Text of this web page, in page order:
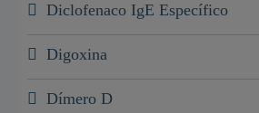
Diclofenaco IgE Específico
Digoxina
Dímero D